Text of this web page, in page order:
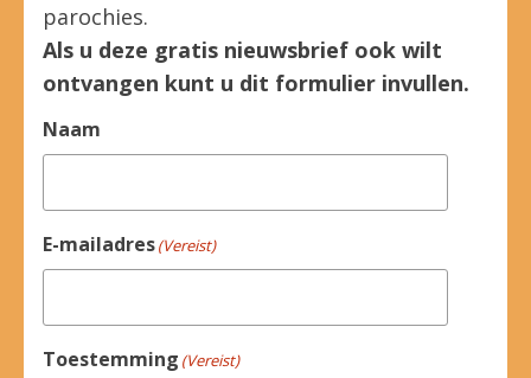
parochies.
Als u deze gratis nieuwsbrief ook wilt
ontvangen kunt u dit formulier invullen.
Naam
E-mailadres(Vereist)
Toestemming (Vereist)